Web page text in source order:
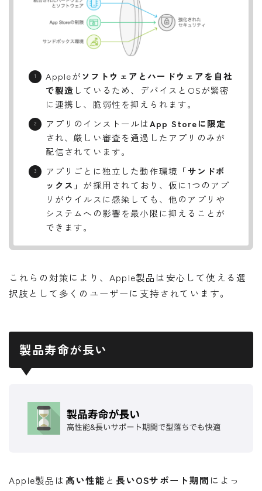
Appleがソフトウェアとハードウェアを自社
で製造 しているため、デバイスとOSが緊密
に連携し、脆弱性を抑えられます。
アプリのインストールはApp Storeに限定
され、厳しい審査を通過したアプリのみが
配信されています。
アプリごとに独立した動作環境 「サンドボ
ックス」 が採用されており、仮に1つのアプ
リがウイルスに感染しても、他のアプリや
システムへの影響を最小限に抑えることが
できます。
これらの対策により、Apple製品は安心して使える選
択肢として多くのユーザーに支持されています。
製品寿命が長い
Apple製品は 高い性能 と 長いOSサポート期間 によっ